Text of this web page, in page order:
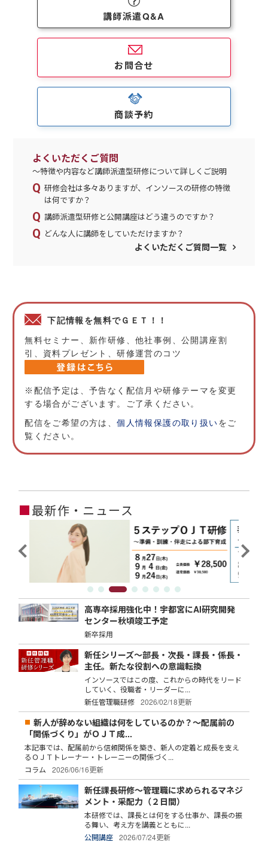
講師派遣Q&A
お問合せ
商談予約
よくいただくご質問
～特徴や内容など講師派遣型研修について詳しくご説明
研修会社は多々ありますが、インソースの研修の特徴
は何ですか？
講師派遣型研修と公開講座はどう違うのですか？
どんな人に講師をしていただけますか？
よくいただくご質問一覧
下記情報を無料でＧＥＴ！！
無料セミナー、新作研修、他社事例、公開講座割
引、資料プレゼント、研修運営のコツ
※配信予定は、予告なく配信月や研修テーマを変更
する場合がございます。ご了承ください。
配信をご希望の方は、個人情報保護の取り扱いをご
覧ください。
■最新作・ニュース
高専卒採用強化中！宇都宮にAI研究開発
センター秋頃竣工予定
新卒採用
新任シリーズ～部長・次長・課長・係長・
主任。新たな役割への意識転換
インソースではこの度、これからの時代をリード
していく、役職者・リーダーに...
新任管理職研修
2026/02/18更新
新人が辞めない組織は何をしているのか？～配属前の
「関係づくり」がＯＪＴ成...
本記事では、配属前から信頼関係を築き、新人の定着と成長を支え
るＯＪＴトレーナー・トレーニーの関係づく...
コラム
2026/06/16更新
新任課長研修～管理職に求められるマネジ
メント・采配力（２日間）
本研修では、課長とは何をする仕事か、課長の振
る舞い、考え方を講義とともに...
公開講座
2026/07/24更新